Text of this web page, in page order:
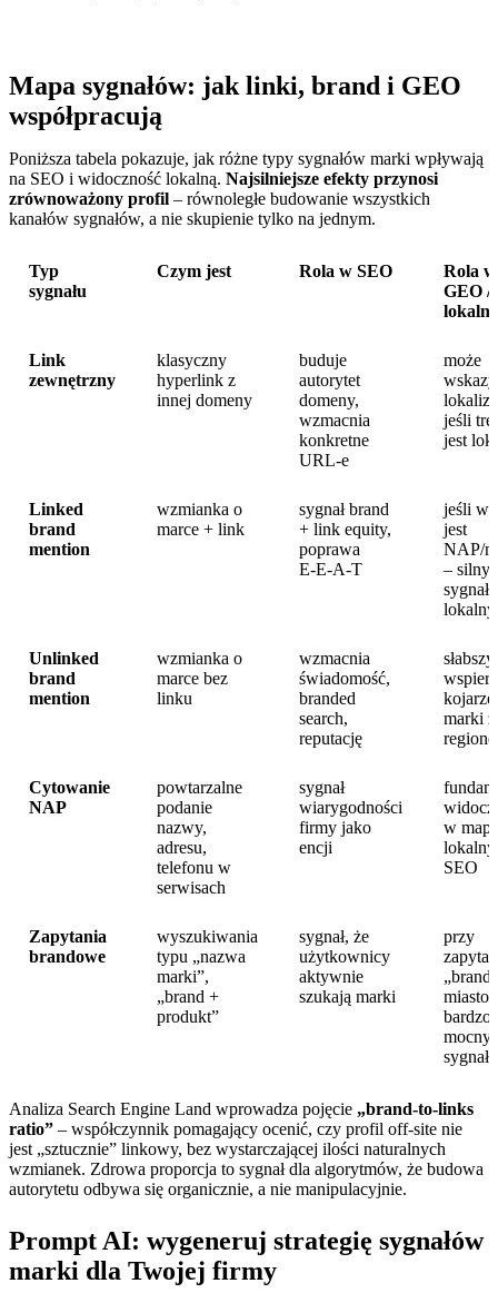
Mapa sygnałów: jak linki, brand i GEO
współpracują
Poniższa tabela pokazuje, jak różne typy sygnałów marki wpływają
na SEO i widoczność lokalną. Najsilniejsze efekty przynosi
zrównoważony profil – równoległe budowanie wszystkich
kanałów sygnałów, a nie skupienie tylko na jednym.
Typ
sygnału
Czym jest Rola w SEO
Rola w
GEO /
Link
zewnętrzny
klasyczny
hyperlink z
innej domeny
buduje
autorytet
domeny,
wzmacnia
konkretne
URL‑e
może
jeśli
jest
Linked
brand
mention
wzmianka o
marce + link
sygnał brand
+ link equity,
poprawa
E‑E‑A‑T
jeśli w
jest
NAP/
– silny
sygnał
lokalny
Unlinked
brand
mention
wzmianka o
marce bez
linku
wzmacnia
świadomość,
branded
search,
reputację
wspiera
marki z
Cytowanie
NAP
powtarzalne
podanie
nazwy,
adresu,
telefonu w
serwisach
sygnał
wiarygodności
firmy jako
encji
w
SEO
Zapytania
brandowe
wyszukiwania
typu „nazwa
marki”,
„brand +
produkt”
sygnał, że
użytkownicy
aktywnie
szukają marki
przy
„brand
bardzo
mocny
sygnał
Analiza Search Engine Land wprowadza pojęcie „brand-to-links
ratio” – współczynnik pomagający ocenić, czy profil off‑site nie
jest „sztucznie” linkowy, bez wystarczającej ilości naturalnych
wzmianek. Zdrowa proporcja to sygnał dla algorytmów, że budowa
autorytetu odbywa się organicznie, a nie manipulacyjnie.
Prompt AI: wygeneruj strategię sygnałów
marki dla Twojej firmy